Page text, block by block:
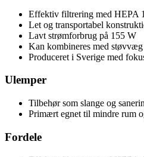
Effektiv filtrering med HEPA
Let og transportabel
Lavt strømforbrug på 155 W
Kan kombineres med
Produceret i Sverige med
Ulemper
Tilbehør som slange og
Primært egnet til mindre rum
Fordele